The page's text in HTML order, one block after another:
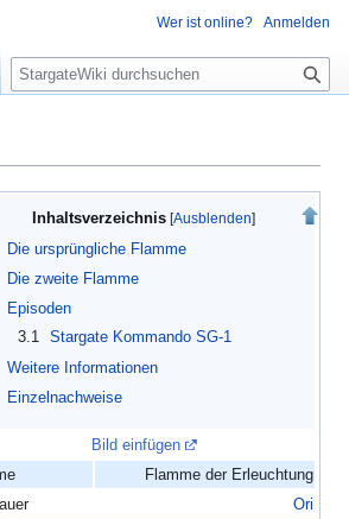
Inhaltsverzeichnis
Die ursprüngliche Flamme
Die zweite Flamme
Episoden
3.1
Stargate Kommando SG-1
Weitere Informationen
Einzelnachweise
Bild einfügen
Flamme der Erleuchtung
Ori
Wer ist online? Anmelden
S
u
e